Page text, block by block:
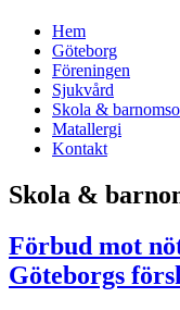
Hem
Göteborg
Föreningen
Sjukvård
Skola &
Matallergi
Kontakt
Skola &
Förbud mot
Göteborgs